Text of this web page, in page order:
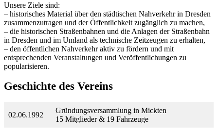
Unsere Ziele sind:
– historisches Material über den städtischen Nahverkehr in Dresden
zusammenzutragen und der Öffentlichkeit zugänglich zu machen,
– die historischen Straßenbahnen und die Anlagen der Straßenbahn
in Dresden und im Umland als technische Zeitzeugen zu erhalten,
– den öffentlichen Nahverkehr aktiv zu fördern und mit
entsprechenden Veranstaltungen und Veröffentlichungen zu
popularisieren.
Geschichte des Vereins
02.06.1992
Gründungsversammlung in Mickten
15 Mitglieder & 19 Fahrzeuge